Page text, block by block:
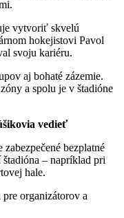
vytvoriť skvelú
hokejistovi Pavol
svoju kariéru.
aj bohaté zázemie.
a spolu je v štadióne
vedieť
zabezpečené bezplatné
– napríklad pri
hale.
organizátorov a